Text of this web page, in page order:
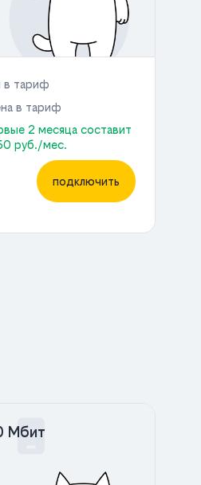
в тариф
в тариф
2 месяца составит
руб./мес.
подключить
Мбит